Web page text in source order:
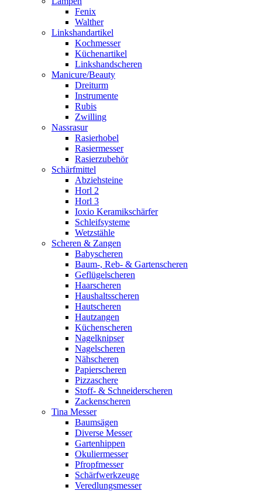
Fenix
Walther
Linkshandartikel
Kochmesser
Küchenartikel
Linkshandscheren
Manicure/Beauty
Dreiturm
Instrumente
Rubis
Zwilling
Nassrasur
Rasierhobel
Rasiermesser
Rasierzubehör
Schärfmittel
Abziehsteine
Horl 2
Horl 3
Ioxio Keramikschärfer
Schleifsysteme
Wetzstähle
Scheren & Zangen
Babyscheren
Baum-, Reb- & Gartenscheren
Geflügelscheren
Haarscheren
Haushaltsscheren
Hautscheren
Hautzangen
Küchenscheren
Nagelknipser
Nagelscheren
Nähscheren
Papierscheren
Pizzaschere
Stoff- & Schneiderscheren
Zackenscheren
Tina Messer
Baumsägen
Diverse Messer
Gartenhippen
Okuliermesser
Pfropfmesser
Schärfwerkzeuge
Veredlungsmesser